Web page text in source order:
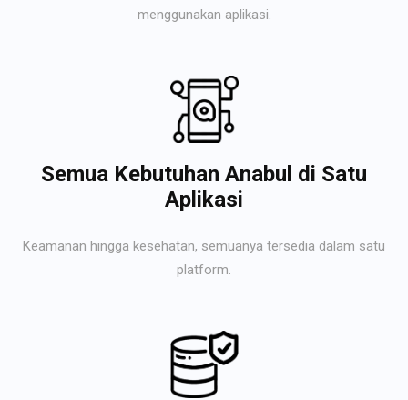
menggunakan aplikasi.
Semua Kebutuhan Anabul di Satu
Aplikasi
Keamanan hingga kesehatan, semuanya tersedia dalam satu
platform.